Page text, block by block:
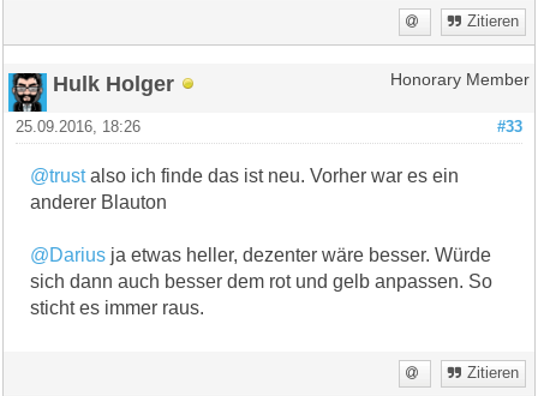
Zitieren
Hulk Holger Honorary Member
#33
25.09.2016, 18:26
@trustalso ich finde das ist neu. Vorher war es ein
anderer Blauton
@Darius ja etwas heller, dezenter wäre besser. Würde
sich dann auch besser dem rot und gelb anpassen. So
sticht es immer raus.
Zitieren